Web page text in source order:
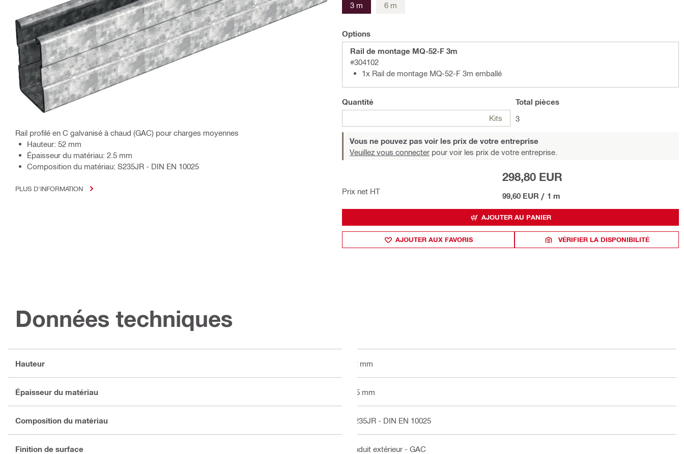
Rail profilé en C galvanisé à chaud (GAC) pour charges moyennes
Hauteur: 52 mm
Épaisseur du matériau: 2.5 mm
Composition du matériau: S235JR - DIN EN 10025
PLUS D'INFORMATION
3 m
6 m
Options
Rail de montage MQ-52-F 3m
#304102
1x Rail de montage MQ-52-F 3m emballé
Quantité
Kits
Total pièces
3
Vous ne pouvez pas voir les prix de votre entreprise
Veuillez vous connecter pour voir les prix de votre entreprise.
Prix net HT
298,80 EUR
99,60 EUR / 1 m
AJOUTER AU PANIER
AJOUTER AUX FAVORIS VÉRIFIER LA DISPONIBILITÉ
Données techniques
Hauteur 52 mm
Épaisseur du matériau 2.5 mm
Composition du matériau S235JR - DIN EN 10025
Finition de surface Enduit extérieur - GAC